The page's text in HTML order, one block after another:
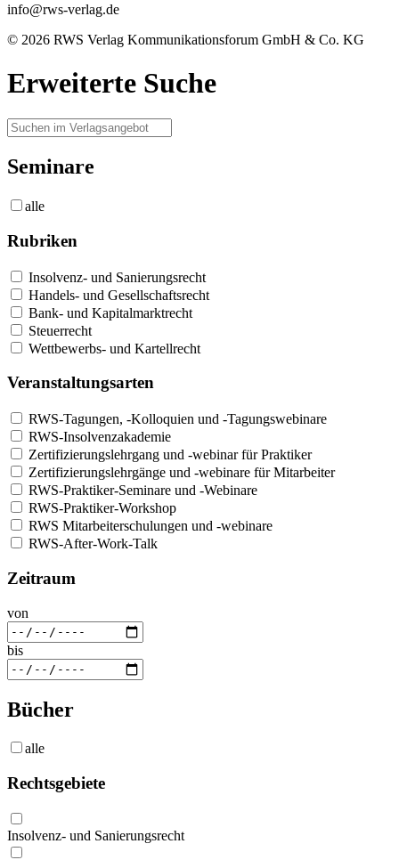
info@rws-verlag.de
© 2026 RWS Verlag Kommunikationsforum GmbH & Co. KG
Erweiterte Suche
Seminare
alle
Rubriken
Insolvenz- und Sanierungsrecht
Handels- und Gesellschaftsrecht
Bank- und Kapitalmarktrecht
Steuerrecht
Wettbewerbs- und Kartellrecht
Veranstaltungsarten
RWS-Tagungen, -Kolloquien und -Tagungswebinare
RWS-Insolvenzakademie
Zertifizierungslehrgang und -webinar für Praktiker
Zertifizierungslehrgänge und -webinare für Mitarbeiter
RWS-Praktiker-Seminare und -Webinare
RWS-Praktiker-Workshop
RWS Mitarbeiterschulungen und -webinare
RWS-After-Work-Talk
Zeitraum
von
bis
Bücher
alle
Rechtsgebiete
Insolvenz- und Sanierungsrecht